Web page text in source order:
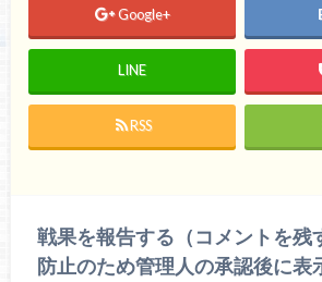
Google+
LINE
RSS
戦果を報告する（コメントを
防止のため管理人の承認後に表